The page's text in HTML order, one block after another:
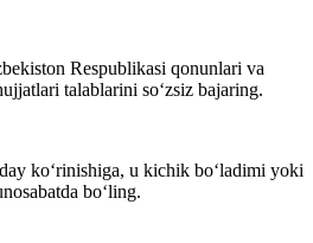
Respublikasi qonunlari va
talablarini so‘zsiz bajaring.
ko‘rinishiga, u kichik bo‘ladimi yoki
bo‘ling.